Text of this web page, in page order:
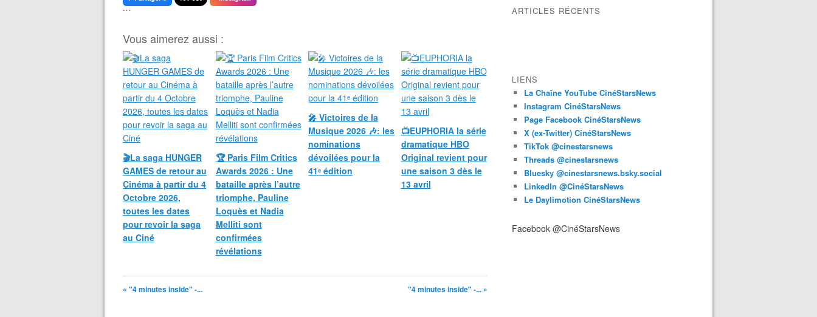
```
Vous aimerez aussi :
🎬La saga HUNGER
GAMES de retour au
Cinéma à partir du 4
Octobre 2026,
toutes les dates
pour revoir la saga
au Ciné
🏆 Paris Film Critics
Awards 2026 : Une
bataille après l’autre
triomphe, Pauline
Loquès et Nadia
Melliti sont
confirmées
révélations
🎤 Victoires de la
Musique 2026 🎶: les
nominations
dévoilées pour la
41ᵉ édition
📺EUPHORIA la série
dramatique HBO
Original revient pour
une saison 3 dès le
13 avril
« "4 minutes inside" -... "4 minutes inside" -... »
ARTICLES RÉCENTS
LIENS
La Chaîne YouTube CinéStarsNews
Instagram CinéStarsNews
Page Facebook CinéStarsNews
X (ex-Twitter) CinéStarsNews
TikTok @cinestarsnews
Threads @cinestarsnews
Bluesky @cinestarsnews.bsky.social‬
LinkedIn @CinéStarsNews
Le Daylimotion CinéStarsNews
Facebook @CinéStarsNews